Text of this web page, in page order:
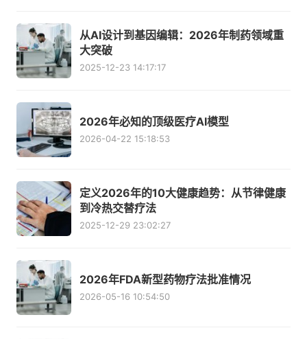
从AI设计到基因编辑：2026年制药领域重
大突破
2025-12-23 14:17:17
2026年必知的顶级医疗AI模型
2026-04-22 15:18:53
定义2026年的10大健康趋势：从节律健康
到冷热交替疗法
2025-12-29 23:02:27
2026年FDA新型药物疗法批准情况
2026-05-16 10:54:50